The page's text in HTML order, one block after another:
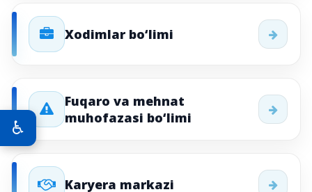
Xodimlar bo‘limi
Fuqarо va mehnat
muhofazasi bo‘limi
Karyera markazi
♿